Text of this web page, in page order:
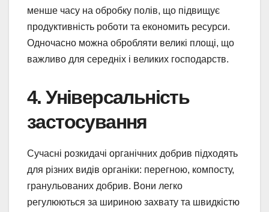
менше часу на обробку полів, що підвищує
продуктивність роботи та економить ресурси.
Одночасно можна обробляти великі площі, що
важливо для середніх і великих господарств.
4. Універсальність
застосування
Сучасні розкидачі органічних добрив підходять
для різних видів органіки: перегною, компосту,
гранульованих добрив. Вони легко
регулюються за шириною захвату та швидкістю